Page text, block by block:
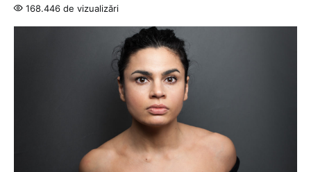
168.446 de vizualizări